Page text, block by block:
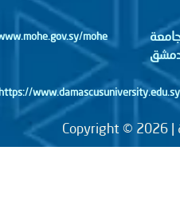
http://www.mohe.gov.sy/mohe